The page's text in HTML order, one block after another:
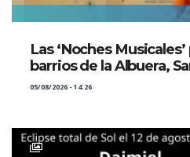
Las ‘Noches
barrios de la Albuera,
05/08/2026 - 14:26